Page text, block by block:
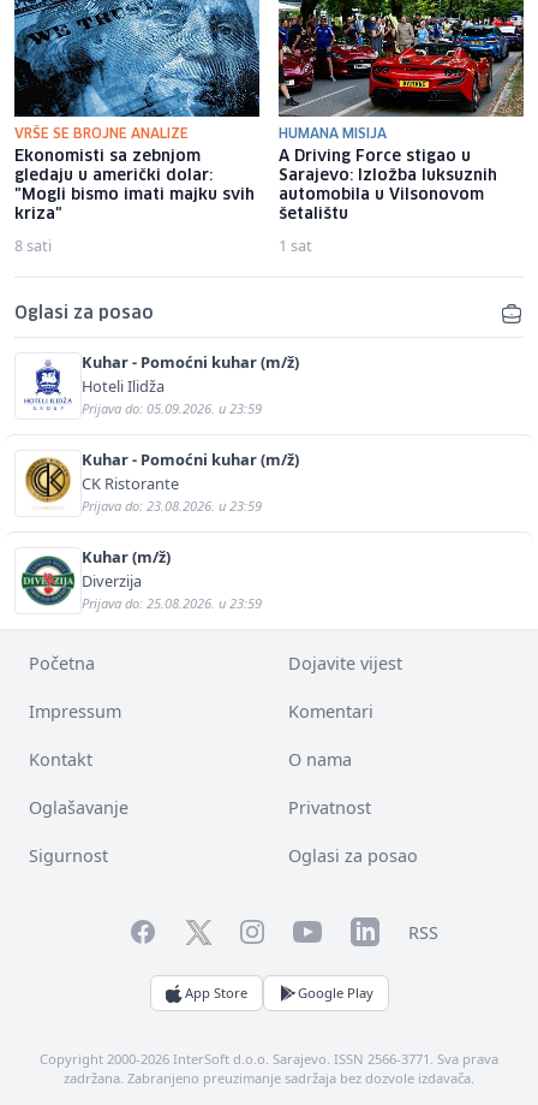
VRŠE SE BROJNE ANALIZE
Ekonomisti sa zebnjom
gledaju u američki dolar:
"Mogli bismo imati majku svih
kriza"
8 sati
HUMANA MISIJA
A Driving Force stigao u
Sarajevo: Izložba luksuznih
automobila u Vilsonovom
šetalištu
1 sat
Oglasi za posao
Kuhar - Pomoćni kuhar (m/ž)
Hoteli Ilidža
Prijava do: 05.09.2026. u 23:59
Kuhar - Pomoćni kuhar (m/ž)
CK Ristorante
Prijava do: 23.08.2026. u 23:59
Kuhar (m/ž)
Diverzija
Prijava do: 25.08.2026. u 23:59
Početna Dojavite vijest
Impressum Komentari
Kontakt O nama
Oglašavanje Privatnost
Sigurnost Oglasi za posao
FacebookTwitterInstagramYouTubeLinkedInRSS
App Store Google Play
Copyright 2000-2026 InterSoft d.o.o. Sarajevo. ISSN 2566-3771. Sva prava
zadržana. Zabranjeno preuzimanje sadržaja bez dozvole izdavača.